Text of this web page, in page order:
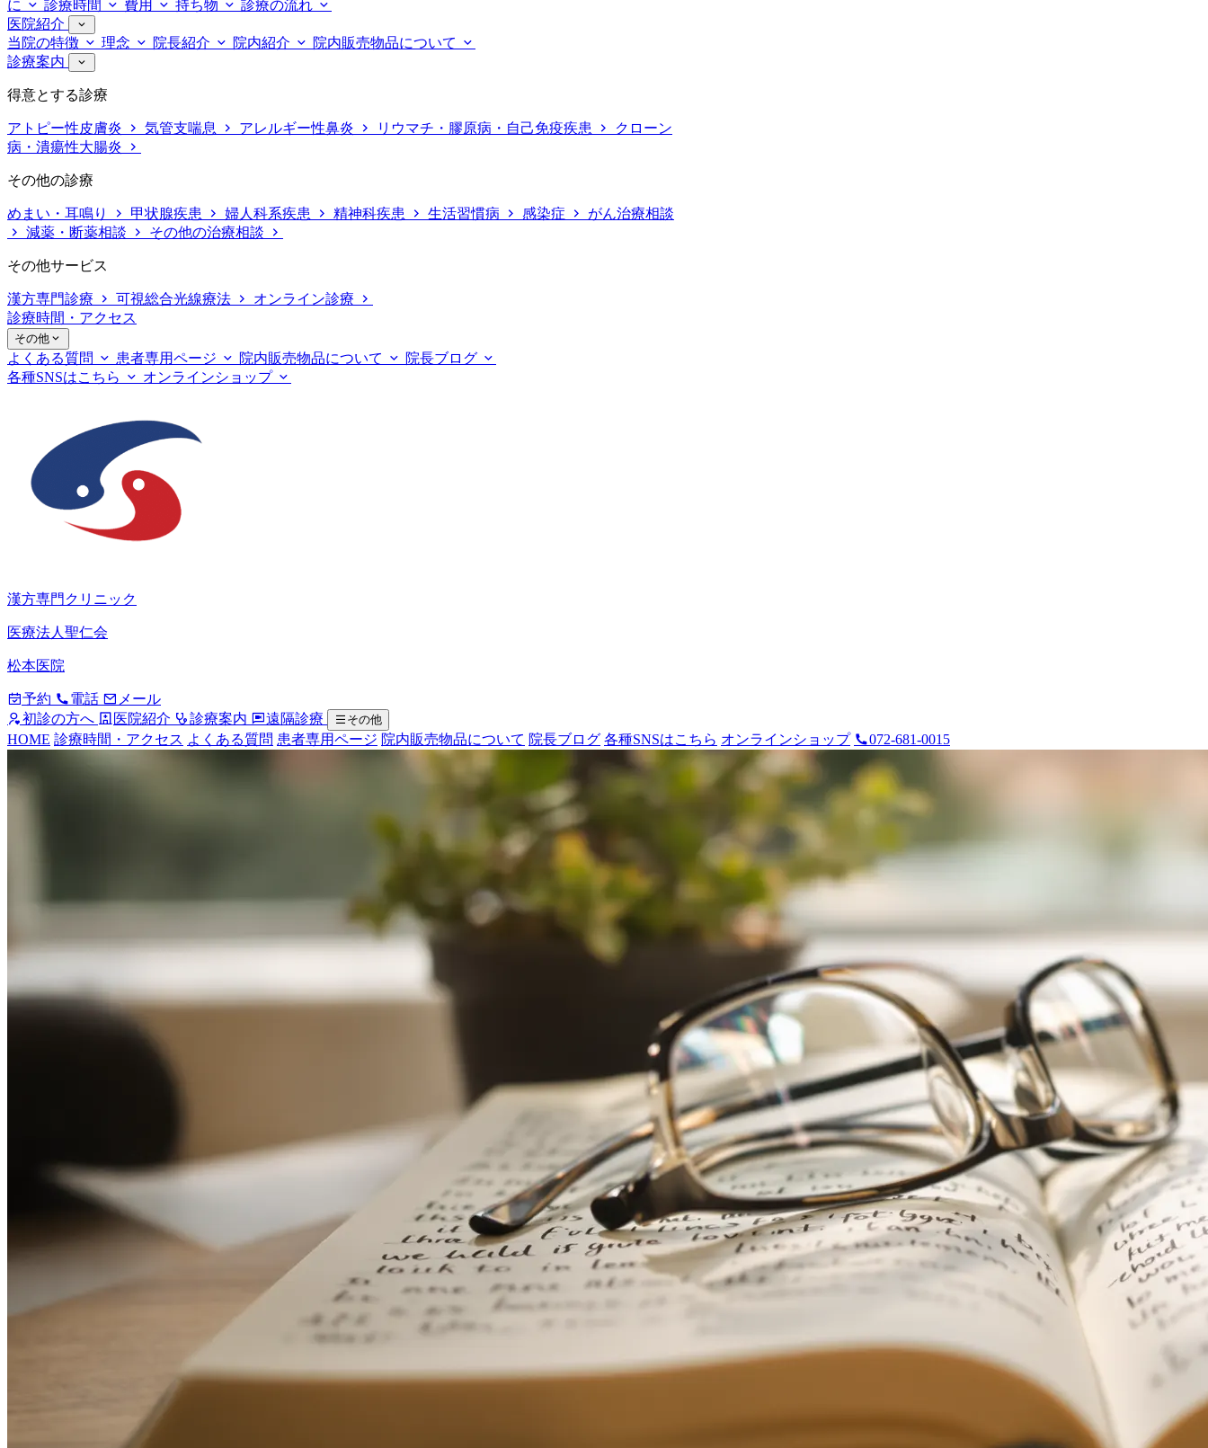
に
診療時間 費用 持ち物
診療の流れ
医院紹介
当院の特徴
理念 院長紹介 院内紹介
院内販売物品について
診療案内
得意とする診療
アトピー性皮膚炎 気管支喘息 アレルギー性鼻炎 リウマチ・膠原病・自己免疫疾患
クローン
病・潰瘍性大腸炎
その他の診療
めまい・耳鳴り 甲状腺疾患 婦人科系疾患 精神科疾患 生活習慣病 感染症
がん治療相談
減薬・断薬相談
その他の治療相談
その他サービス
漢方専門診療 可視総合光線療法
オンライン診療
診療時間・アクセス
その他
よくある質問 患者専用ページ 院内販売物品について
院長ブログ
各種SNSはこちら
オンラインショップ
漢方専門クリニック
医療法人聖仁会
松本医院
予約 電話
メール
初診の方へ
医院紹介 診療案内 遠隔診療 その他
HOME 診療時間・アクセス よくある質問 患者専用ページ 院内販売物品について 院長ブログ 各種SNSはこちら オンラインショップ 072-681-0015